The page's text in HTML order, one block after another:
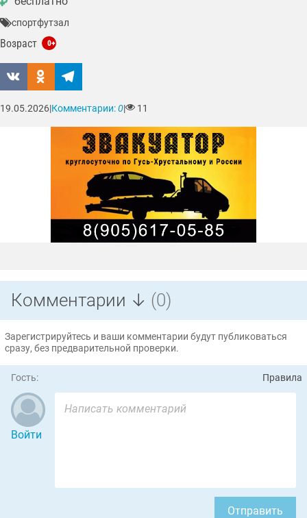
спортфутзал
Возраст 0+
19.05.2026 Комментарии:0 11
Комментарии ↓ (0)
Зарегистрируйтесь и ваши комментарии будут публиковаться
сразу, без предварительной проверки.
Гость: Правила
Войти
Отправить